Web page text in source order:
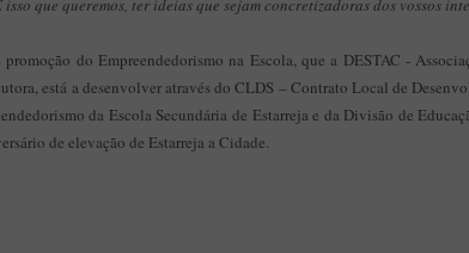
que queremos, ter ideias que sejam concretizadoras dos vossos
do Empreendedorismo na Escola, que a DESTAC -
está a desenvolver através do CLDS – Contrato Local de
da Escola Secundária de Estarreja e da Divisão de
de elevação de Estarreja a Cidade.